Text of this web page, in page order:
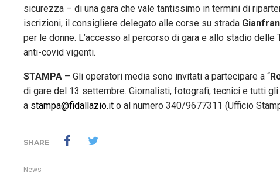
sicurezza – di una gara che vale tantissimo in termini di
iscrizioni, il consigliere delegato alle corse su strada
per le donne. L’accesso al percorso di gara e allo stadio
anti-covid vigenti.
STAMPA – Gli operatori media sono invitati a partecipare a “
di gare del 13 settembre. Giornalisti, fotografi, tecnici e tutti
a stampa@fidallazio.it o al numero 340/9677311 (Ufficio
SHARE
News